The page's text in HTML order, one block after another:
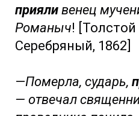
прияли венец
Романыч!
Серебряный, 1862]
—Померла, сударь,
— отвечал